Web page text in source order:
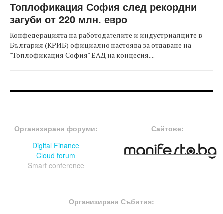
Топлофикация София след рекордни
загуби от 220 млн. евро
Конфедерацията на работодателите и индустриалците в
България (КРИБ) официално настоява за отдаване на
"Топлофикация София" ЕАД на концесия....
Организирани форуми:
Digital Finance
Cloud forum
Smart conference
Сайтове:
Организирани Събития: